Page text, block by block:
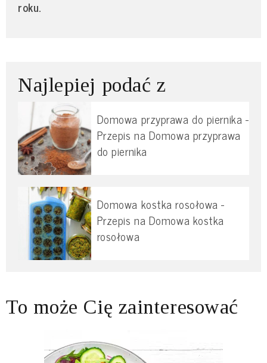
roku.
Najlepiej podać z
Domowa przyprawa do piernika -
Przepis na Domowa przyprawa
do piernika
Domowa kostka rosołowa -
Przepis na Domowa kostka
rosołowa
To może Cię zainteresować